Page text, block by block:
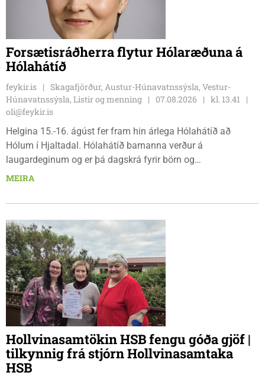
Forsætisráðherra flytur Hólaræðuna á
Hólahátíð
feykir.is
Skagafjörður, Austur-Húnavatnssýsla, Vestur-
Húnavatnssýsla, Listir og menning
07.08.2026
kl. 13.41
oli@feykir.is
Helgina 15.-16. ágúst fer fram hin árlega Hólahátíð að
Hólum í Hjaltadal. Hólahátíð barnanna verður á
laugardeginum og er þá dagskrá fyrir börn og
fjölskyldur.Lydía Einarsdóttir svæðisstjóri æskulýðsmála og
MEIRA
Hollvinasamtökin HSB fengu góða gjöf |
tilkynnig frá stjórn Hollvinasamtaka
HSB